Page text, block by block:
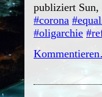
publiziert Sun,
#corona
#oligarchie